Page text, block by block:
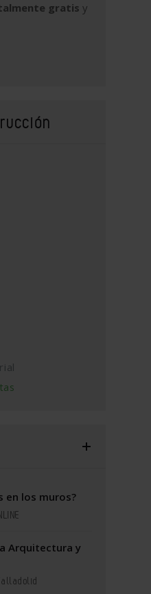
gratis y
en los muros?
Arquitectura y